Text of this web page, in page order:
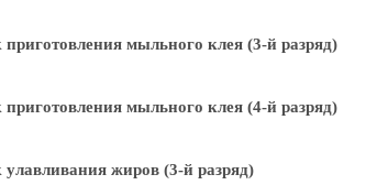
мыльного клея (3-й разряд)
мыльного клея (4-й разряд)
жиров (3-й разряд)